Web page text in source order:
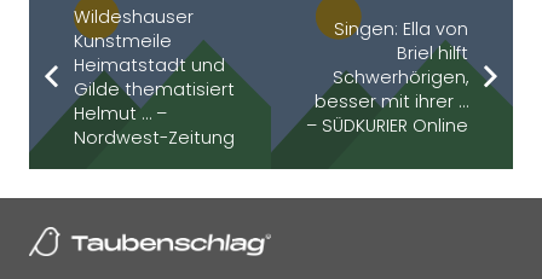
Wildeshauser
Kunstmeile
Heimatstadt und
Gilde thematisiert
Helmut … –
Nordwest-Zeitung
Singen: Ella von
Briel hilft
Schwerhörigen,
besser mit ihrer …
– SÜDKURIER Online